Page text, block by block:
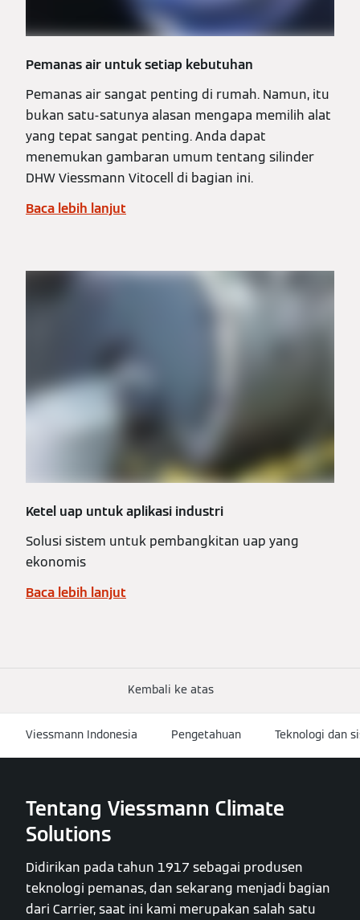
Pemanas air untuk setiap kebutuhan
Pemanas air sangat penting di rumah. Namun, itu
bukan satu-satunya alasan mengapa memilih alat
yang tepat sangat penting. Anda dapat
menemukan gambaran umum tentang silinder
DHW Viessmann Vitocell di bagian ini.
Baca lebih lanjut
Ketel uap untuk aplikasi industri
Solusi sistem untuk pembangkitan uap yang
ekonomis
Baca lebih lanjut
Kembali ke atas
Viessmann Indonesia Pengetahuan Teknologi dan
Tentang Viessmann Climate
Solutions
Didirikan pada tahun 1917 sebagai produsen
teknologi pemanas, dan sekarang menjadi bagian
dari Carrier, saat ini kami merupakan salah satu